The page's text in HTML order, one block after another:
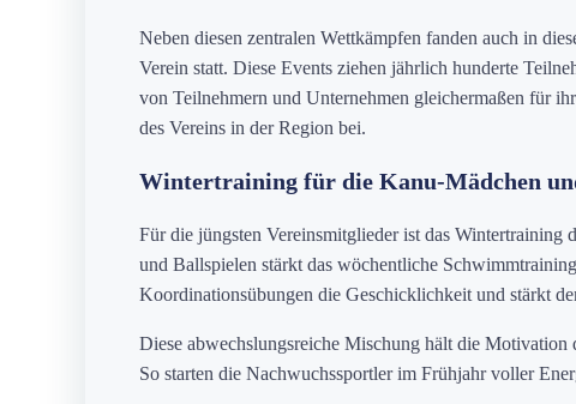
Neben diesen zentralen Wettkämpfen fanden auch in
Verein statt. Diese Events ziehen jährlich hunderte
von Teilnehmern und Unternehmen gleichermaßen für
des Vereins in der Region bei.
Wintertraining für die Kanu-Mädchen
Für die jüngsten Vereinsmitglieder ist das
und Ballspielen stärkt das wöchentliche
Koordinationsübungen die Geschicklichkeit und stärkt
Diese abwechslungsreiche Mischung hält die
So starten die Nachwuchssportler im Frühjahr voller